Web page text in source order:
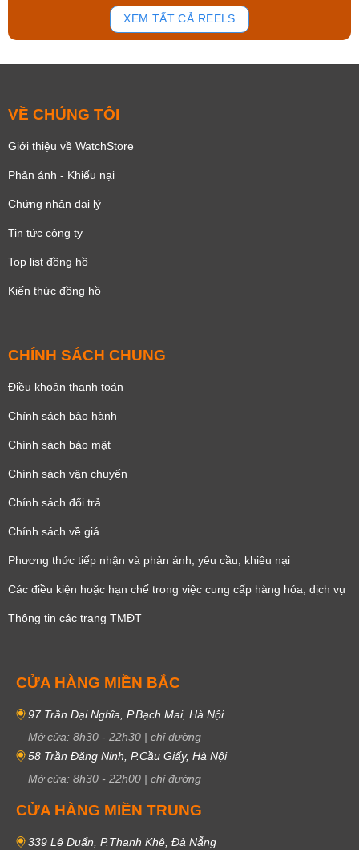
134
XEM TẤT CẢ REELS
VỀ CHÚNG TÔI
Giới thiệu về WatchStore
Phản ánh - Khiếu nại
Chứng nhận đại lý
Tin tức công ty
Top list đồng hồ
Kiến thức đồng hồ
CHÍNH SÁCH CHUNG
Điều khoản thanh toán
Chính sách bảo hành
Chính sách bảo mật
Chính sách vận chuyển
Chính sách đổi trả
Chính sách về giá
Phương thức tiếp nhận và phản ánh, yêu cầu, khiêu nại
Các điều kiện hoặc hạn chế trong việc cung cấp hàng hóa, dịch vụ
Thông tin các trang TMĐT
CỬA HÀNG MIỀN BẮC
97 Trần Đại Nghĩa, P.Bạch Mai, Hà Nội
Mở cửa: 8h30 - 22h30 | chỉ đường
58 Trần Đăng Ninh, P.Cầu Giấy, Hà Nội
Mở cửa: 8h30 - 22h00 | chỉ đường
CỬA HÀNG MIỀN TRUNG
339 Lê Duẩn, P.Thanh Khê, Đà Nẵng